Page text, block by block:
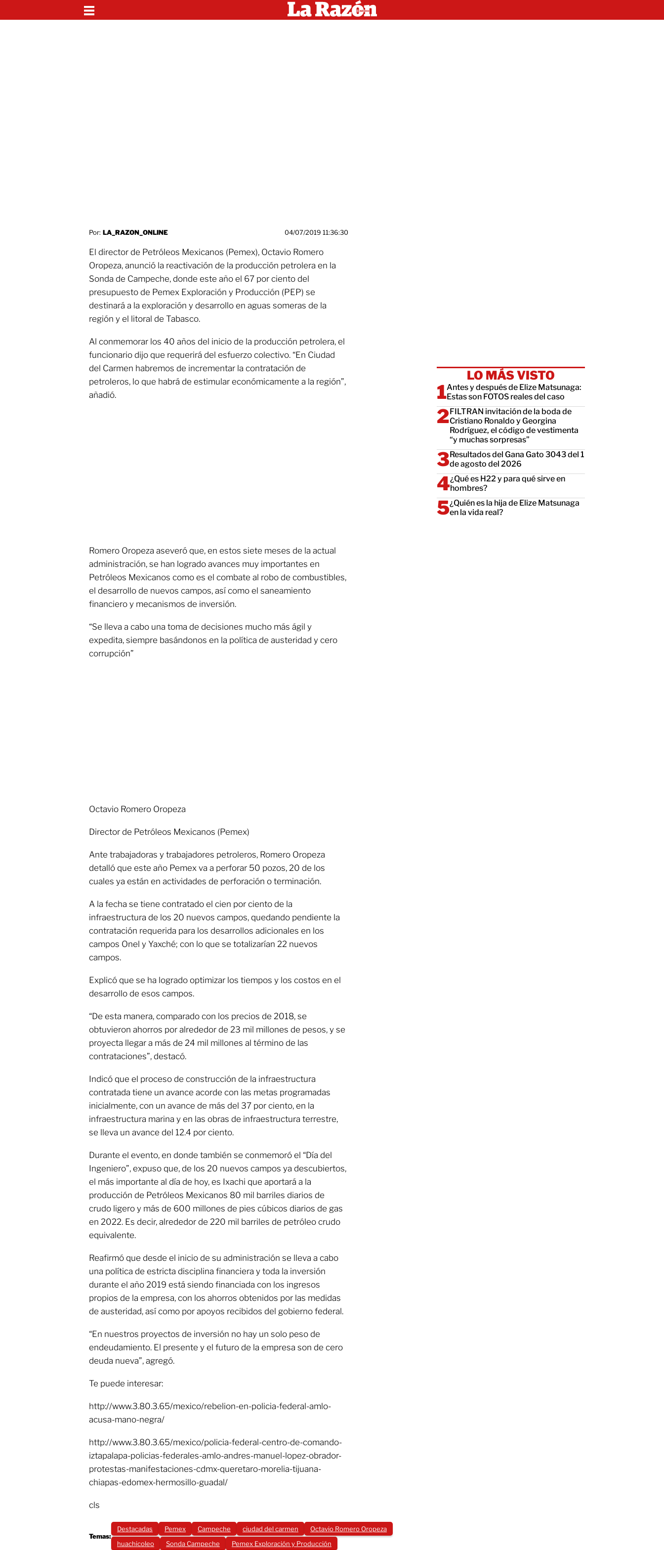
Por: LA_RAZON_ONLINE 04/07/2019 11:36:30
El director de Petróleos Mexicanos (Pemex), Octavio Romero
Oropeza, anunció la reactivación de la producción petrolera en la
Sonda de Campeche, donde este año el 67 por ciento del
presupuesto de Pemex Exploración y Producción (PEP) se
destinará a la exploración y desarrollo en aguas someras de la
región y el litoral de Tabasco.
Al conmemorar los 40 años del inicio de la producción petrolera, el
funcionario dijo que requerirá del esfuerzo colectivo. “En Ciudad
del Carmen habremos de incrementar la contratación de
petroleros, lo que habrá de estimular económicamente a la región”,
añadió.
Romero Oropeza aseveró que, en estos siete meses de la actual
administración, se han logrado avances muy importantes en
Petróleos Mexicanos como es el combate al robo de combustibles,
el desarrollo de nuevos campos, así como el saneamiento
financiero y mecanismos de inversión.
“Se lleva a cabo una toma de decisiones mucho más ágil y
expedita, siempre basándonos en la política de austeridad y cero
corrupción”
Octavio Romero Oropeza
Director de Petróleos Mexicanos (Pemex)
Ante trabajadoras y trabajadores petroleros, Romero Oropeza
detalló que este año Pemex va a perforar 50 pozos, 20 de los
cuales ya están en actividades de perforación o terminación.
A la fecha se tiene contratado el cien por ciento de la
infraestructura de los 20 nuevos campos, quedando pendiente la
contratación requerida para los desarrollos adicionales en los
campos Onel y Yaxché; con lo que se totalizarían 22 nuevos
campos.
Explicó que se ha logrado optimizar los tiempos y los costos en el
desarrollo de esos campos.
“De esta manera, comparado con los precios de 2018, se
obtuvieron ahorros por alrededor de 23 mil millones de pesos, y se
proyecta llegar a más de 24 mil millones al término de las
contrataciones”, destacó.
Indicó que el proceso de construcción de la infraestructura
contratada tiene un avance acorde con las metas programadas
inicialmente, con un avance de más del 37 por ciento, en la
infraestructura marina y en las obras de infraestructura terrestre,
se lleva un avance del 12.4 por ciento.
Durante el evento, en donde también se conmemoró el “Día del
Ingeniero”, expuso que, de los 20 nuevos campos ya descubiertos,
el más importante al día de hoy, es Ixachi que aportará a la
producción de Petróleos Mexicanos 80 mil barriles diarios de
crudo ligero y más de 600 millones de pies cúbicos diarios de gas
en 2022. Es decir, alrededor de 220 mil barriles de petróleo crudo
equivalente.
Reafirmó que desde el inicio de su administración se lleva a cabo
una política de estricta disciplina financiera y toda la inversión
durante el año 2019 está siendo financiada con los ingresos
propios de la empresa, con los ahorros obtenidos por las medidas
de austeridad, así como por apoyos recibidos del gobierno federal.
“En nuestros proyectos de inversión no hay un solo peso de
endeudamiento. El presente y el futuro de la empresa son de cero
deuda nueva”, agregó.
Te puede interesar:
http://www.3.80.3.65/mexico/rebelion-en-policia-federal-amlo-
acusa-mano-negra/
http://www.3.80.3.65/mexico/policia-federal-centro-de-comando-
iztapalapa-policias-federales-amlo-andres-manuel-lopez-obrador-
protestas-manifestaciones-cdmx-queretaro-morelia-tijuana-
chiapas-edomex-hermosillo-guadal/
cls
Temas:
Destacadas Pemex Campeche ciudad del carmen
Octavio Romero Oropeza
huachicoleo
Sonda Campeche Pemex Exploración y Producción
LO MÁS VISTO
Antes y después de Elize Matsunaga:
Estas son FOTOS reales del caso
FILTRAN invitación de la boda de
Cristiano Ronaldo y Georgina
Rodríguez, el código de vestimenta
“y muchas sorpresas”
Resultados del Gana Gato 3043 del 1
de agosto del 2026
¿Qué es H22 y para qué sirve en
hombres?
¿Quién es la hija de Elize Matsunaga
en la vida real?